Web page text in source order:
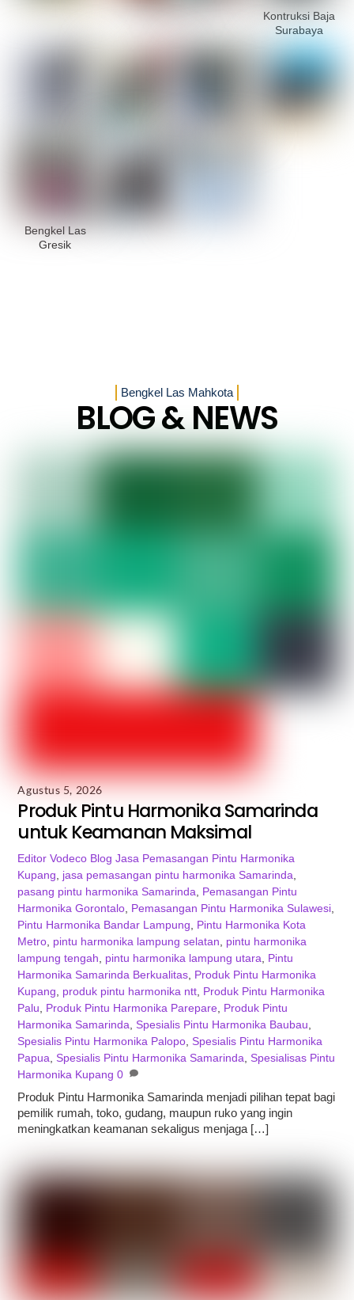
Kontruksi Baja
Surabaya
Bengkel Las
Gresik
Bengkel Las Mahkota
BLOG & NEWS
Agustus 5, 2026
Produk Pintu Harmonika Samarinda
untuk Keamanan Maksimal
Editor Vodeco Blog Jasa Pemasangan Pintu Harmonika
Kupang, jasa pemasangan pintu harmonika Samarinda,
pasang pintu harmonika Samarinda, Pemasangan Pintu
Harmonika Gorontalo, Pemasangan Pintu Harmonika Sulawesi,
Pintu Harmonika Bandar Lampung, Pintu Harmonika Kota
Metro, pintu harmonika lampung selatan, pintu harmonika
lampung tengah, pintu harmonika lampung utara, Pintu
Harmonika Samarinda Berkualitas, Produk Pintu Harmonika
Kupang, produk pintu harmonika ntt, Produk Pintu Harmonika
Palu, Produk Pintu Harmonika Parepare, Produk Pintu
Harmonika Samarinda,Spesialis Pintu Harmonika Baubau,
Spesialis Pintu Harmonika Palopo,Spesialis Pintu Harmonika
Papua,Spesialis Pintu Harmonika Samarinda,Spesialisas Pintu
Harmonika Kupang 0
Produk Pintu Harmonika Samarinda menjadi pilihan tepat bagi
pemilik rumah, toko, gudang, maupun ruko yang ingin
meningkatkan keamanan sekaligus menjaga […]